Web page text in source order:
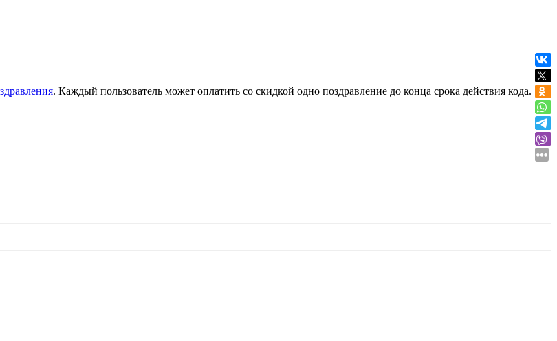
. Каждый пользователь может оплатить со скидкой одно поздравление до конца срока действия кода.